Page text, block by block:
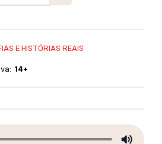
E HISTÓRIAS REAIS
14+